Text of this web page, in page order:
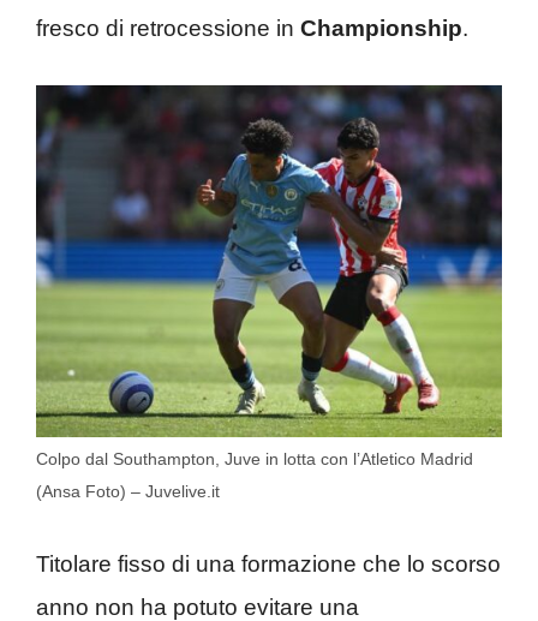
fresco di retrocessione in Championship.
Colpo dal Southampton, Juve in lotta con l’Atletico Madrid
(Ansa Foto) – Juvelive.it
Titolare fisso di una formazione che lo scorso
anno non ha potuto evitare una